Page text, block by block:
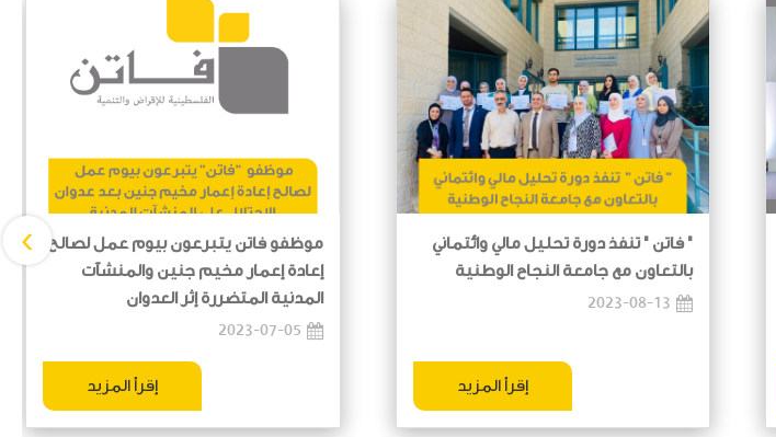
" فاتن " تنفذ دورة تحليل مالي وائتماني
بالتعاون مع جامعة النجاح الوطنية
2023-08-13
إقرأ المزيد
موظفو فاتن يتبرعون بيوم عمل لصالح
إعادة إعمار مخيم جنين والمنشآت
المدنية المتضررة إثر العدوان
2023-07-05
إقرأ المزيد
›